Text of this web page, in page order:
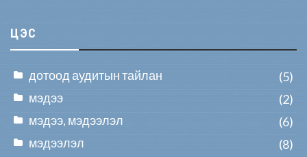
ЦЭС
дотоод аудитын тайлан
(5)
мэдээ
(2)
мэдээ, мэдээлэл
(6)
мэдээлэл
(8)